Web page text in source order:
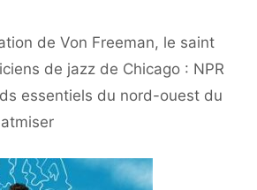
de Von Freeman, le saint
de jazz de Chicago : NPR
essentiels du nord-ouest du